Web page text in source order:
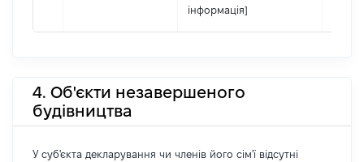
інформація]
4. Об'єкти незавершеного
будівництва
У суб'єкта декларування чи членів його сім'ї відсутні